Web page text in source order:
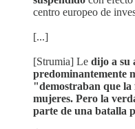
centro europeo de
[...]
[Strumia] Le dijo a su
predominantemente
"demostraban que la
mujeres. Pero la
parte de una batalla